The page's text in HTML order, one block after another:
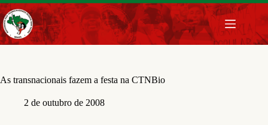
Pular
para
o
conteúdo
As transnacionais fazem a festa na CTNBio
2 de outubro de 2008